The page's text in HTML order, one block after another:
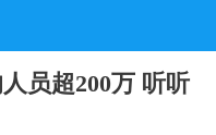
员超200万 听听